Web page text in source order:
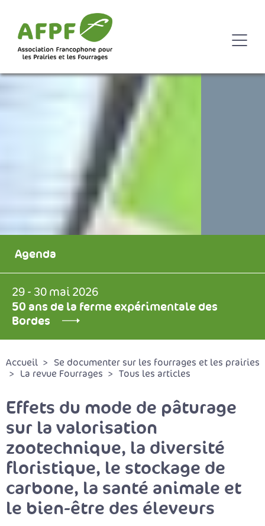
Agenda
29 - 30 mai 2026
50 ans de la ferme expérimentale des
Bordes
Accueil
Se documenter sur les fourrages et les prairies
La revue Fourrages
Tous les articles
Effets du mode de pâturage
sur la valorisation
zootechnique, la diversité
floristique, le stockage de
carbone, la santé animale et
le bien-être des éleveurs